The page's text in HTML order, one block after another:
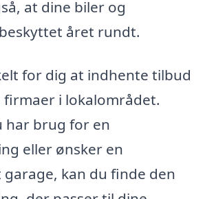
at dine biler og
året rundt.
for dig at indhente tilbud
i lokalområdet.
har brug for en
eller ønsker en
kan du finde den